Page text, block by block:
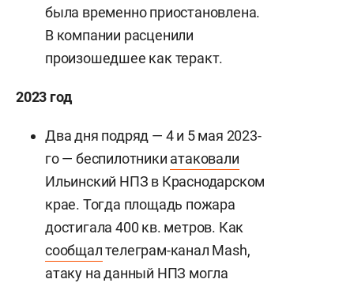
была временно приостановлена.
В компании расценили
произошедшее как теракт.
2023 год
Два дня подряд — 4 и 5 мая 2023-
го — беспилотники атаковали
Ильинский НПЗ в Краснодарском
крае. Тогда площадь пожара
достигала 400 кв. метров. Как
сообщалтелеграм-канал Mash,
атаку на данный НПЗ могла